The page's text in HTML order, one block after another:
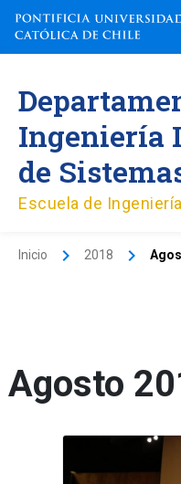
contenido
Ingeniería
de
Escuela de Ingeniería
Inicio 2018
Agosto